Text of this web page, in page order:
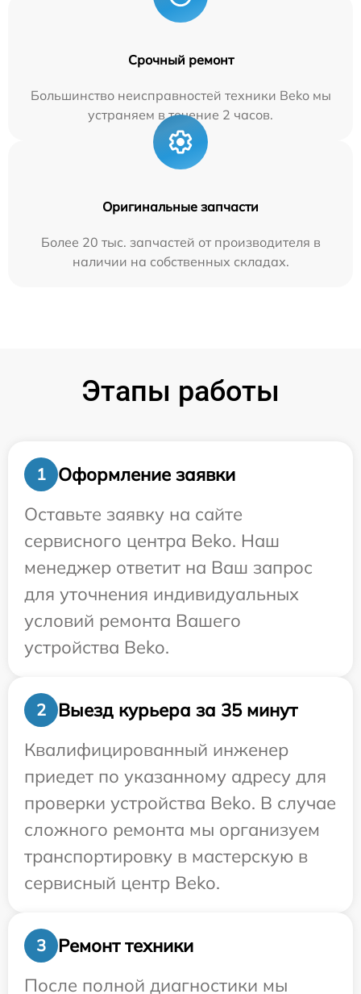
Срочный ремонт
Большинство неисправностей техники Beko мы
устраняем в течение 2 часов.
Оригинальные запчасти
Более 20 тыс. запчастей от производителя в
наличии на собственных складах.
Этапы работы
1
Оформление заявки
Оставьте заявку на сайте
сервисного центра Beko. Наш
менеджер ответит на Ваш запрос
для уточнения индивидуальных
условий ремонта Вашего
устройства Beko.
2
Выезд курьера за 35 минут
Квалифицированный инженер
приедет по указанному адресу для
проверки устройства Beko. В случае
сложного ремонта мы организуем
транспортировку в мастерскую в
сервисный центр Beko.
3
Ремонт техники
После полной диагностики мы